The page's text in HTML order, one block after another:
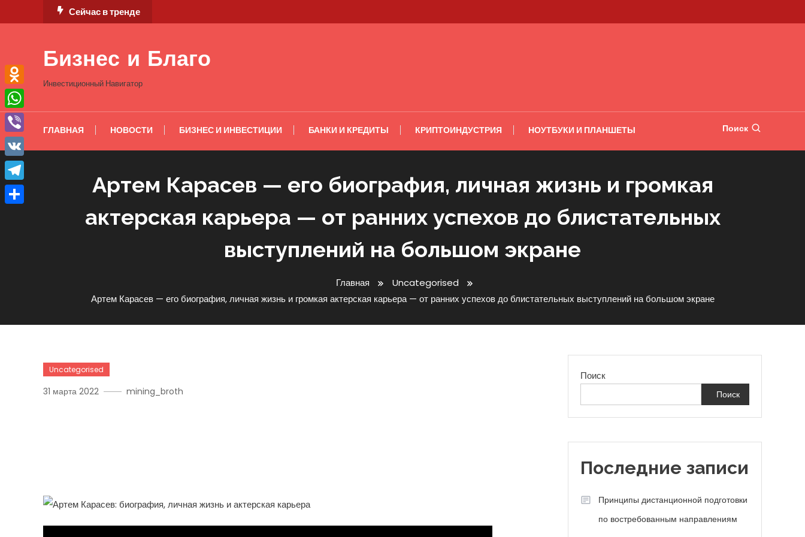
к
Сейчас в тренде
Бизнес и Благо
Инвестиционный Навигатор
ГЛАВНАЯ НОВОСТИ БИЗНЕС И ИНВЕСТИЦИИ БАНКИ И КРЕДИТЫ КРИПТОИНДУСТРИЯ НОУТБУКИ И ПЛАНШЕТЫ Поиск
Артем Карасев — его биография, личная жизнь и громкая
актерская карьера — от ранних успехов до блистательных
выступлений на большом экране
Главная
Uncategorised
Артем Карасев — его биография, личная жизнь и громкая актерская карьера — от ранних успехов до блистательных выступлений на большом экране
Uncategorised
31 марта 2022 mining_broth
Поиск
Поиск
Последние записи
Принципы дистанционной подготовки
по востребованным направлениям
Odnoklassniki
WhatsApp
Viber
VK
Telegram